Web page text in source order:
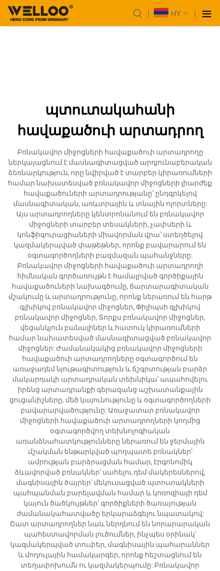
HY
պտուտակահանի
հավաքածուի արտադրող
Բռնակավոր միջոցների հավաքածուի արտադրողը
ներկայացնում է մասնագիտացված արդյունաբերական
ձեռնարկություն, որը նվիրված է տարբեր կիրառումների
համար նախատեսված բռնակավոր միջոցների լիարժեք
հավաքածուների արտադրությանը՝ ընդգրկելով
մասնագիտական, առևտրային և տնային ոլորտները:
Այս արտադրողները կենտրոնանում են բռնակավոր
միջոցների տարբեր տեսակների, չափսերի և
կոնֆիգուրացիաների միավորման վրա՝ ստեղծելով
կազմակերպված փաթեթներ, որոնք բավարարում են
օգտագործողների բազմազան պահանջները:
Բռնակավոր միջոցների հավաքածուի արտադրողի
հիմնական գործառույթն է համալրված գործիքային
հավաքածուների նախագծումը, ճարտարագիտական
մշակումը և արտադրությունը, որոնք ներառում են հարթ
գլխիկով բռնակավոր միջոցներ, Փիլիպսի գլխիկով
բռնակավոր միջոցներ, Տորքս բռնակավոր միջոցներ,
վեցանկյուն բանալիներ և հատուկ կիրառումների
համար նախատեսված մասնագիտացված բռնակավոր
միջոցներ: Ժամանակակից բռնակավոր միջոցների
հավաքածուի արտադրողները օգտագործում են
առաջադեմ նյութագիտություն և ճշգրտության բարձր
մակարդակի արտադրական տեխնիկա՝ ապահովելու
իրենց արտադրանքի գերազանց աշխատանքային
ցուցանիշները, մեծ կայունությունը և օգտագործողների
բավարարվածությունը: Առաջատար բռնակավոր
միջոցների հավաքածուի արտադրողների կողմից
օգտագործվող տեխնոլոգիական
առանձնահատկությունները ներառում են ջերմային
մշակման ենթարկված պողպատե բռնակներ՝
ամրության բարձրացման համար, էրգոնոմիկ
ձևավորված բռնակներ՝ սահելու դեմ մակերեսներով,
մագնիսային ծայրեր՝ մեկուսացված պտուտակների
պահպանման բարելավման համար և կոռոզիայի դեմ
կայուն ծածկույթներ՝ գործիքների ծառայության
ժամանակահատվածը երկարաձգելու նպատակով:
Շատ արտադրողներ նաև ներդնում են նորարարական
պահեստավորման լուծումներ, ինչպես օրինակ՝
կազմակերպված տուփեր, մագնիսային պահարաններ
և մոդուլային համակարգեր, որոնք հեշտացնում են
տեղափոխումն ու կազմակերպումը: Բռնակավոր